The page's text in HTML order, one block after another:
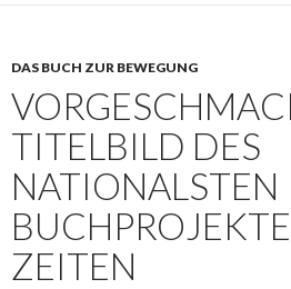
DAS BUCH ZUR BEWEGUNG
TITELBILD DES
NATIONALSTEN
ZEITEN